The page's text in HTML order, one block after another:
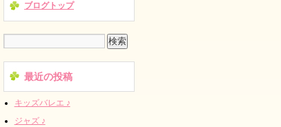
ブログトップ
最近の投稿
キッズバレエ ♪
ジャズ ♪